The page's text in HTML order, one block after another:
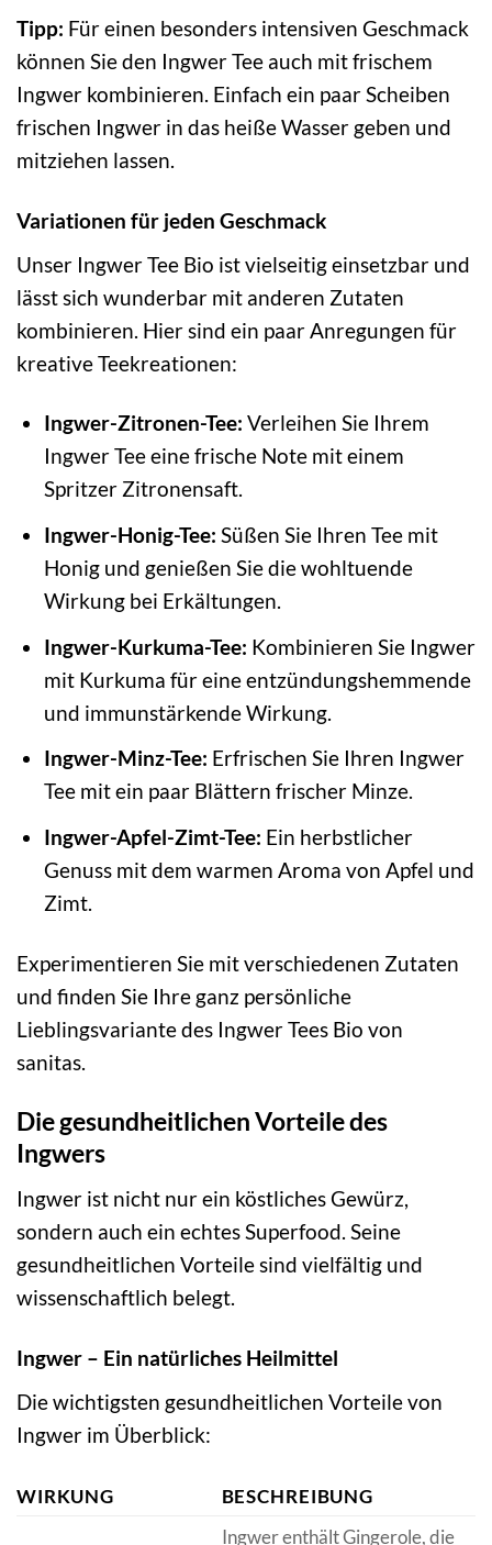
Tipp: Für einen besonders intensiven Geschmack
können Sie den Ingwer Tee auch mit frischem
Ingwer kombinieren. Einfach ein paar Scheiben
frischen Ingwer in das heiße Wasser geben und
mitziehen lassen.
Variationen für jeden Geschmack
Unser Ingwer Tee Bio ist vielseitig einsetzbar und
lässt sich wunderbar mit anderen Zutaten
kombinieren. Hier sind ein paar Anregungen für
kreative Teekreationen:
Ingwer-Zitronen-Tee: Verleihen Sie Ihrem
Ingwer Tee eine frische Note mit einem
Spritzer Zitronensaft.
Ingwer-Honig-Tee: Süßen Sie Ihren Tee mit
Honig und genießen Sie die wohltuende
Wirkung bei Erkältungen.
Ingwer-Kurkuma-Tee: Kombinieren Sie Ingwer
mit Kurkuma für eine entzündungshemmende
und immunstärkende Wirkung.
Ingwer-Minz-Tee: Erfrischen Sie Ihren Ingwer
Tee mit ein paar Blättern frischer Minze.
Ingwer-Apfel-Zimt-Tee: Ein herbstlicher
Genuss mit dem warmen Aroma von Apfel und
Zimt.
Experimentieren Sie mit verschiedenen Zutaten
und finden Sie Ihre ganz persönliche
Lieblingsvariante des Ingwer Tees Bio von
sanitas.
Die gesundheitlichen Vorteile des
Ingwers
Ingwer ist nicht nur ein köstliches Gewürz,
sondern auch ein echtes Superfood. Seine
gesundheitlichen Vorteile sind vielfältig und
wissenschaftlich belegt.
Ingwer – Ein natürliches Heilmittel
Die wichtigsten gesundheitlichen Vorteile von
Ingwer im Überblick:
WIRKUNG
BESCHREIBUNG
Ingwer enthält Gingerole, die